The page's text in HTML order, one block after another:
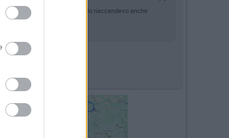
dal regolatore ogni volta che lo riaccendevo anche